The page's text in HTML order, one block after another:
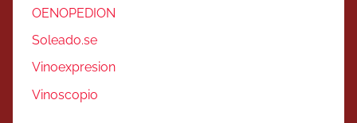
OENOPEDION
Soleado.se
Vinoexpresion
Vinoscopio